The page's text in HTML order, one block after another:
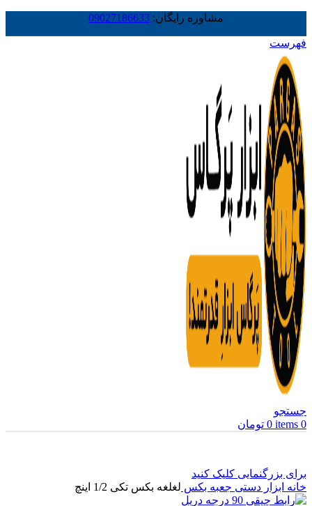
مشاوره رایگان: 09027186633
فهرست
جستجو
0
items
0 تومان
برای بزرگنمایی کلیک کنید
خانه ابزار دستی جعبه بکس لغلغه بکس تکی 1/2 اینچ